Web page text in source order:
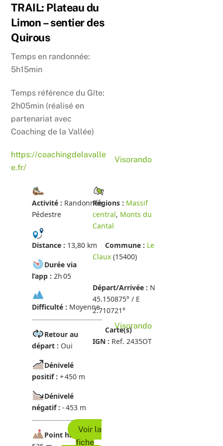
Skip
content
TRAIL: Plateau du
Limon – sentier des
Quirous
Temps en randonnée:
5h15min
Temps référence du Gîte:
2h05min (réalisé en
partenariat avec
Coaching de la Vallée)
https://coachingdelavalle
e.fr/
Activité : Randonnée
Pédestre
Distance : 13,80 km
Durée via
l’app : 2h 05
Difficulté : Moyenne
Retour au
départ : Oui
Dénivelé
positif : + 450 m
Dénivelé
négatif : - 453 m
Point haut :1
Régions : Massif
central, Monts du
Cantal
Commune : Le
Claux (15400)
Départ/Arrivée : N
45.150875° / E
2.710721°
Carte(s)
IGN : Ref. 2435OT
Voir la
fiche
Visorando
Visorando